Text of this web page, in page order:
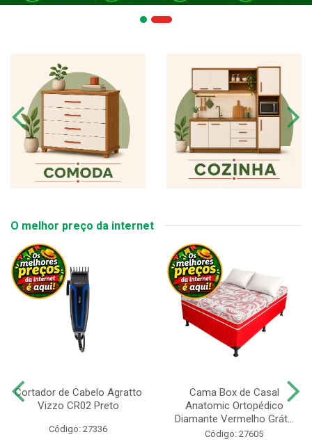
O melhor preço da internet
Cortador de Cabelo Agratto
Vizzo CR02 Preto
Código: 27336
Cama Box de Casal
Anatomic Ortopédico
Diamante Vermelho Grát...
Código: 27605